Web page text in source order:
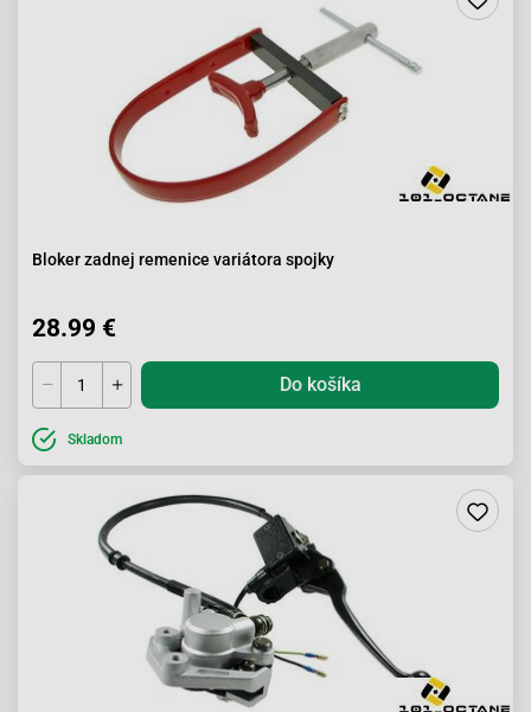
Bloker zadnej remenice variátora spojky
28.99 €
Do košíka
Skladom